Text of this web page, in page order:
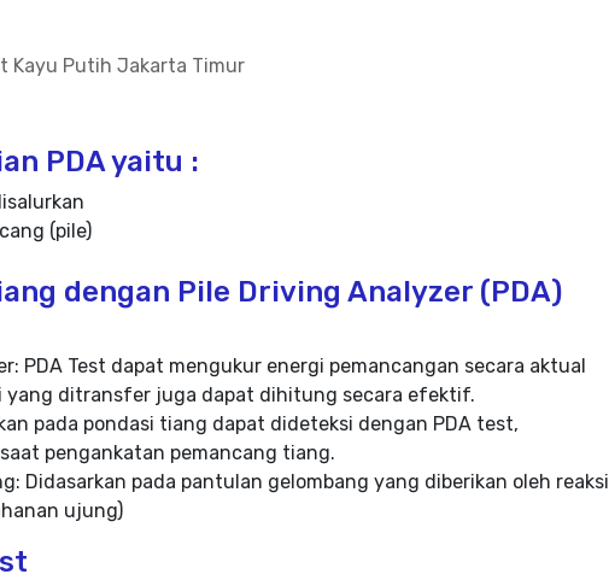
Kayu Putih Jakarta Timur
PDA yaitu :
(pile)
dengan Pile Driving Analyzer (PDA)
PDA Test dapat mengukur energi pemancangan secara aktual
yang ditransfer juga dapat dihitung secara efektif.
pada pondasi tiang dapat dideteksi dengan PDA test,
pengankatan pemancang tiang.
Didasarkan pada pantulan gelombang yang diberikan oleh reaksi
ujung)